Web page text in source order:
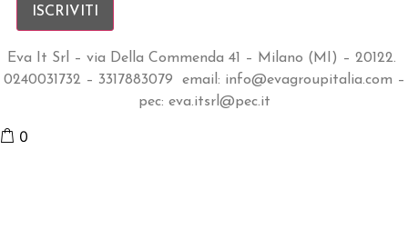
ISCRIVITI
Eva It Srl – via Della Commenda 41 – Milano (MI) – 20122.
0240031732 – 3317883079 email: info@evagroupitalia.com –
pec: eva.itsrl@pec.it
0